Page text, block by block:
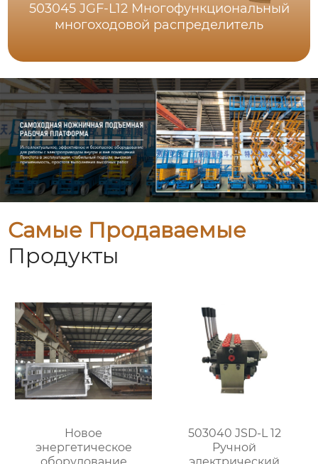
503045 JGF-L12 Многофункциональный
многоходовой распределитель
Самые Продаваемые
Продукты
Новое
энергетическое
503040 JSD-L 12
Ручной